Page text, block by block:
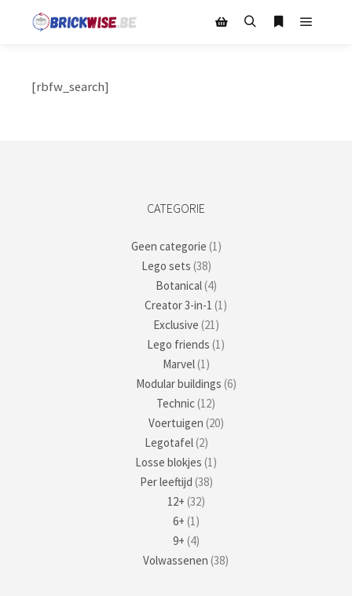
[rbfw_search]
CATEGORIE
Geen categorie (1)
Lego sets (38)
Botanical(4)
Creator 3-in-1 (1)
Exclusive (21)
Lego friends (1)
Marvel(1)
Modular buildings (6)
Technic(12)
Voertuigen (20)
Legotafel(2)
Losse blokjes (1)
Per leeftijd (38)
12+ (32)
6+ (1)
9+ (4)
Volwassenen (38)